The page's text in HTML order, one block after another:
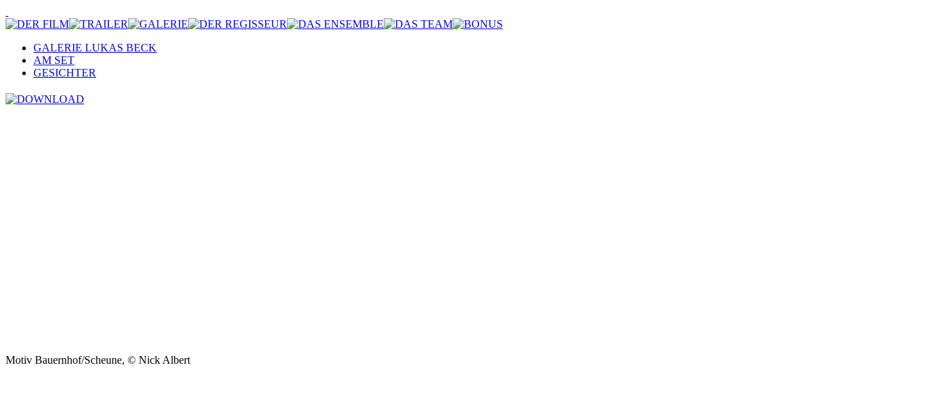
GALERIE LUKAS BECK
AM SET
GESICHTER